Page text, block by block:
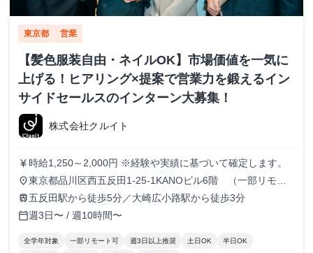
東京都 営業
【髪色服装自由・ネイルOK】市場価値を一気に
上げる！ヒアリング×提案で営業力を鍛えるイン
サイドセールスのインターン大募集！
株式会社クルイト
currency_yen 時給1,250～2,000円 ※経験や実績に基づいて確定します。
place東京都品川区西五反田1-25-1KANOビル6階 （一部リモー
ト可、フルリモートは要相談）
train 五反田駅から徒歩5分／大崎広小路駅から徒歩3分
calendar_today週3日〜 / 週10時間〜
全学年対象 一部リモート可 週3日以上推奨 土日OK 半日OK